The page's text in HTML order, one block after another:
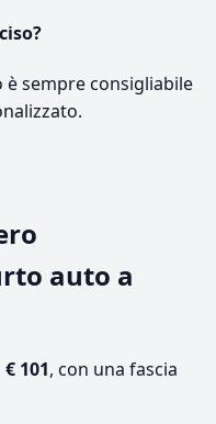
sempre consigliabile
auto a
€ 101, con una fascia